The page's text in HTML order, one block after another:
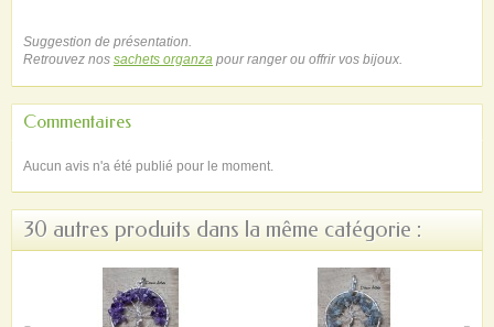
Suggestion de présentation.
Retrouvez nos sachets organza pour ranger ou offrir vos bijoux.
Commentaires
Aucun avis n'a été publié pour le moment.
30 autres produits dans la même catégorie :